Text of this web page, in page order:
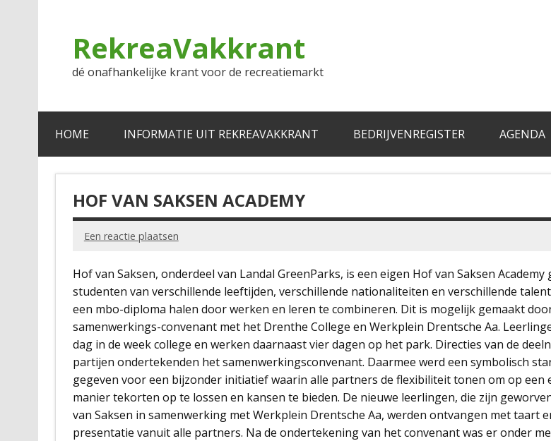
RekreaVakkrant
dé onafhankelijke krant voor de recreatiemarkt
HOME INFORMATIE UIT REKREAVAKKRANT BEDRIJVENREGISTER AGENDA
HOF VAN SAKSEN ACADEMY
Een reactie plaatsen
Hof van Saksen, onderdeel van Landal GreenParks, is een eigen Hof van Saksen Academy
studenten van verschillende leeftijden, verschillende nationaliteiten en verschillende
een mbo-diploma halen door werken en leren te combineren. Dit is mogelijk gemaakt
samenwerkings-convenant met het Drenthe College en Werkplein Drentsche Aa.
dag in de week college en werken daarnaast vier dagen op het park. Directies van de
partijen ondertekenden het samenwerkingsconvenant. Daarmee werd een symbolisch
gegeven voor een bijzonder initiatief waarin alle partners de flexibiliteit tonen om op een
manier tekorten op te lossen en kansen te bieden. De nieuwe leerlingen, die zijn
van Saksen in samenwerking met Werkplein Drentsche Aa, werden ontvangen met taart
presentatie vanuit alle partners. Na de ondertekening van het convenant was er onder